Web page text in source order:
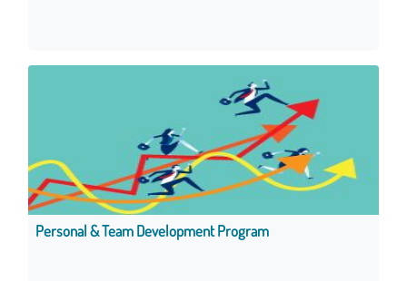
Personal & Team Development Program